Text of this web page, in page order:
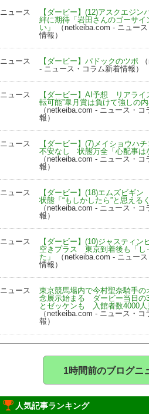
ニュース
【ダービー】(12)アスクエジ
絆に期待「岩田さんのゴーサイ
い」
（netkeiba.com - ニュー
情報）
ニュース 【ダービー】パドックのツボ
- ニュース・コラム新着情報）
ニュース
【ダービー】AI予想 リアライ
転可能”皐月賞は負けて強しの
（netkeiba.com - ニュース・コ
報）
ニュース
【ダービー】(7)メイショウハ
不安なし 状態万全「心配事は
（netkeiba.com - ニュース・コ
報）
ニュース
【ダービー】(18)エムズビギ
状態「“もしかしたら”と思える
（netkeiba.com - ニュース・コ
報）
ニュース
【ダービー】(10)ジャスティ
空きプラス 東京到着後も「し
た」
（netkeiba.com - ニュー
情報）
ニュース
東京競馬場内で今村聖奈騎手の
念展示始まる ダービー当日の
とゼッケンも 入館者数4000人
（netkeiba.com - ニュース・コ
報）
1時間前のブログニ
人気記事ランキング